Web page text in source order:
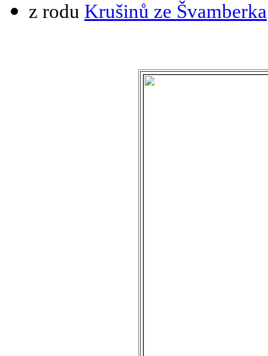
z rodu Krušinů ze Švamberka